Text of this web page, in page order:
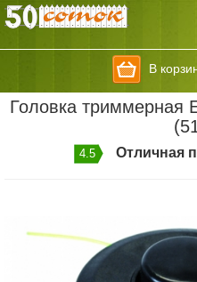
В
Головка триммерная
4.5 Отличная